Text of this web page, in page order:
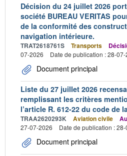
Décision du 24 juillet 2026
société BUREAU VERITAS
de la conformité des
navigation intérieure.
TRAT2618761S Transports
07-2026
Date de publication : 28-07-
Document principal
Liste du 27 juillet 2026
remplissant les critères
l’article R. 612-22 du code de
TRAA2620293K Aviation civile
27-07-2026
Date de publication :
Document principal